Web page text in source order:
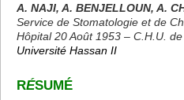
A. NAJI, A. BENJELLOUN, A.
Service de Stomatologie et de
Hôpital 20 Août 1953 – C.H.U.
Université Hassan II
RÉSUMÉ